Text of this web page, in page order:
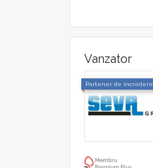
Vanzator
Partener de incredere